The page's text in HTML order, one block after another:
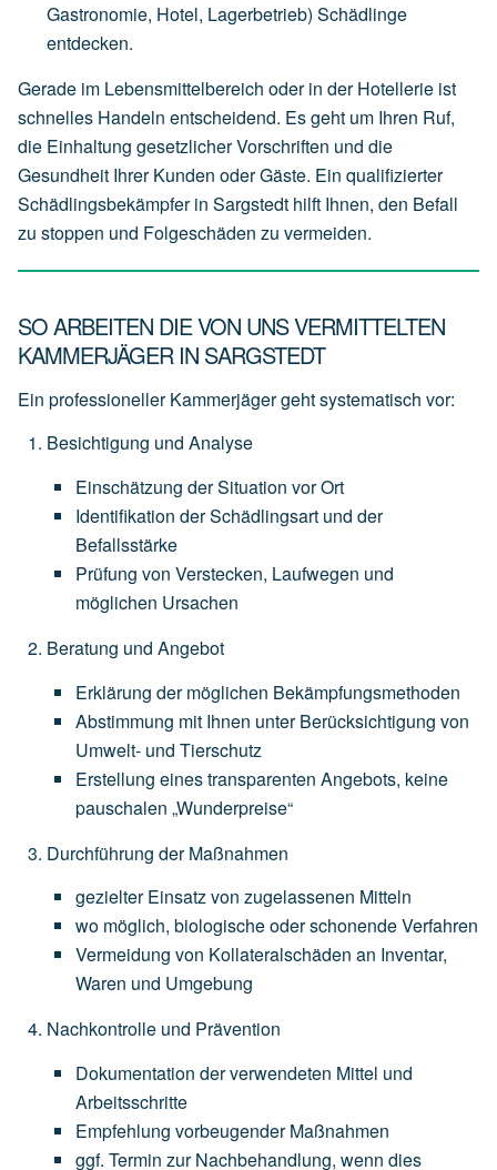
Gastronomie, Hotel, Lagerbetrieb) Schädlinge
entdecken.
Gerade im Lebensmittelbereich oder in der Hotellerie ist
schnelles Handeln entscheidend. Es geht um Ihren Ruf,
die Einhaltung gesetzlicher Vorschriften und die
Gesundheit Ihrer Kunden oder Gäste. Ein qualifizierter
Schädlingsbekämpfer in Sargstedt hilft Ihnen, den Befall
zu stoppen und Folgeschäden zu vermeiden.
SO ARBEITEN DIE VON UNS VERMITTELTEN
KAMMERJÄGER IN SARGSTEDT
Ein professioneller Kammerjäger geht systematisch vor:
Besichtigung und Analyse
Einschätzung derSituation vorOrt
Identifikation derSchädlingsart und der
Befallsstärke
Prüfung von Verstecken, Laufwegen und
möglichen Ursachen
Beratung und Angebot
Erklärung der möglichen Bekämpfungsmethoden
Abstimmung mit Ihnen unter Berücksichtigung von
Umwelt- und Tierschutz
Erstellung einestransparenten Angebots, keine
pauschalen „Wunderpreise“
Durchführung der Maßnahmen
gezielter Einsatzvon zugelassenen Mitteln
wo möglich, biologischeoderschonendeVerfahren
Vermeidung von Kollateralschäden an Inventar,
Waren und Umgebung
Nachkontrolle und Prävention
Dokumentation derverwendeten Mittel und
Arbeitsschritte
Empfehlung vorbeugender Maßnahmen
ggf. Termin zur Nachbehandlung, wenn dies